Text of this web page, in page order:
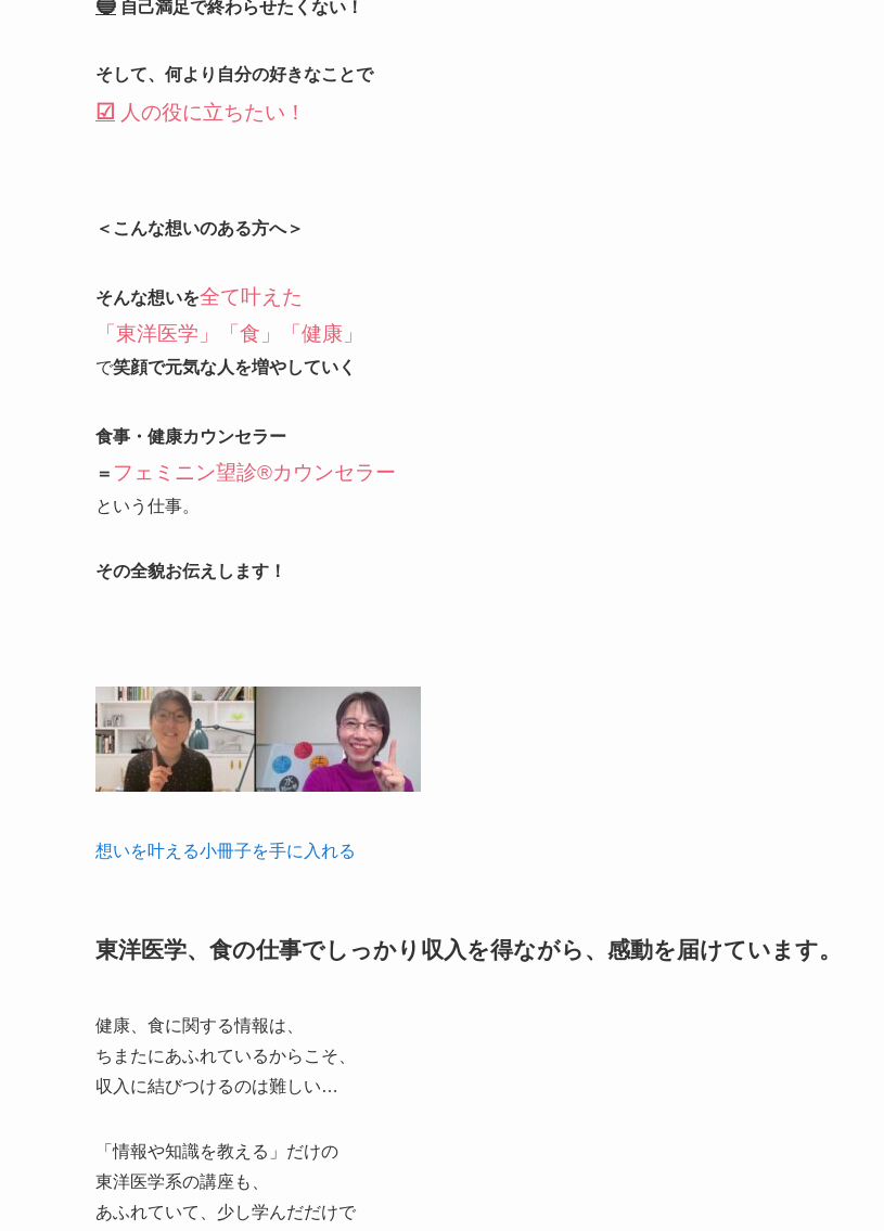
🔵 自己満足で終わらせたくない！
そして、何より自分の好きなことで
☑ 人の役に立ちたい！
＜こんな想いのある方へ＞
そんな想いを全て叶えた
「東洋医学」「食」「健康」
で笑顔で元気な人を増やしていく
食事・健康カウンセラー
＝ フェミニン望診®カウンセラー
という仕事。
その全貌お伝えします！
想いを叶える小冊子を手に入れる
東洋医学、食の仕事でしっかり収入を得ながら、感動を届けています。
健康、食に関する情報は、
ちまたにあふれているからこそ、
収入に結びつけるのは難しい…
「情報や知識を教える」だけの
東洋医学系の講座も、
あふれていて、少し学んだだけで